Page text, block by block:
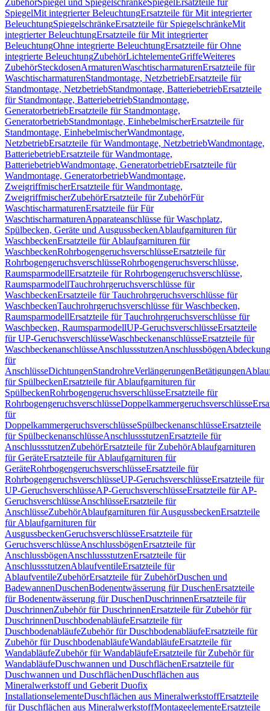
ZubehörSpiegel und SpiegelschränkeSpiegel Ersatzteile für
SpiegelMit integrierter BeleuchtungErsatzteile für Mit integrierter
BeleuchtungSpiegelschränkeErsatzteile für SpiegelschränkeMit
integrierter BeleuchtungErsatzteile für Mit integrierter
BeleuchtungOhne integrierte BeleuchtungErsatzteile für Ohne
integrierte BeleuchtungZubehörLichtelementeGriffeWeiteres
ZubehörSteckdosenArmaturenWaschtischarmaturenErsatzteile für
WaschtischarmaturenStandmontage, NetzbetriebErsatzteile für
Standmontage, NetzbetriebStandmontage, BatteriebetriebErsatzteile
für Standmontage, BatteriebetriebStandmontage,
GeneratorbetriebErsatzteile für Standmontage,
GeneratorbetriebStandmontage, EinhebelmischerErsatzteile für
Standmontage, EinhebelmischerWandmontage,
NetzbetriebErsatzteile für Wandmontage, NetzbetriebWandmontage,
BatteriebetriebErsatzteile für Wandmontage,
BatteriebetriebWandmontage, GeneratorbetriebErsatzteile für
Wandmontage, GeneratorbetriebWandmontage,
ZweigriffmischerErsatzteile für Wandmontage,
ZweigriffmischerZubehörErsatzteile für ZubehörFür
WaschtischarmaturenErsatzteile für Für
WaschtischarmaturenApparateanschlüsse für Waschplatz,
Spülbecken, Geräte und AusgussbeckenAblaufgarnituren für
WaschbeckenErsatzteile für Ablaufgarnituren für
WaschbeckenRohrbogengeruchsverschlüsseErsatzteile für
RohrbogengeruchsverschlüsseRohrbogengeruchsverschlüsse,
RaumsparmodellErsatzteile für Rohrbogengeruchsverschlüsse,
RaumsparmodellTauchrohrgeruchsverschlüsse für
WaschbeckenErsatzteile für Tauchrohrgeruchsverschlüsse für
WaschbeckenTauchrohrgeruchsverschlüsse für Waschbecken,
RaumsparmodellErsatzteile für Tauchrohrgeruchsverschlüsse für
Waschbecken, RaumsparmodellUP-GeruchsverschlüsseErsatzteile
für UP-GeruchsverschlüsseWaschbeckenanschlüsseErsatzteile für
WaschbeckenanschlüsseAnschlussstutzenAnschlussbögen
für
AnschlüsseDichtungenStandrohreVerlängerungenBetätigungen
für SpülbeckenErsatzteile für Ablaufgarnituren für
SpülbeckenRohrbogengeruchsverschlüsseErsatzteile für
RohrbogengeruchsverschlüsseDoppelkammergeruchsverschlüsse
für
DoppelkammergeruchsverschlüsseSpülbeckenanschlüsseErsatzteile
für SpülbeckenanschlüsseAnschlussstutzenErsatzteile für
AnschlussstutzenZubehörErsatzteile für ZubehörAblaufgarnituren
für GeräteErsatzteile für Ablaufgarnituren für
GeräteRohrbogengeruchsverschlüsseErsatzteile für
RohrbogengeruchsverschlüsseUP-GeruchsverschlüsseErsatzteile für
UP-GeruchsverschlüsseAP-GeruchsverschlüsseErsatzteile für AP-
GeruchsverschlüsseAnschlüsseErsatzteile für
AnschlüsseZubehörAblaufgarnituren für AusgussbeckenErsatzteile
für Ablaufgarnituren für
AusgussbeckenGeruchsverschlüsseErsatzteile für
GeruchsverschlüsseAnschlussbögenErsatzteile für
AnschlussbögenAnschlussstutzenErsatzteile für
AnschlussstutzenAblaufventileErsatzteile für
AblaufventileZubehörErsatzteile für ZubehörDuschen und
BadewannenDuschenBodenentwässerung für DuschenErsatzteile
für Bodenentwässerung für DuschenDuschrinnenErsatzteile für
DuschrinnenZubehör für DuschrinnenErsatzteile für Zubehör für
DuschrinnenDuschbodenabläufeErsatzteile für
DuschbodenabläufeZubehör für DuschbodenabläufeErsatzteile für
Zubehör für DuschbodenabläufeWandabläufeErsatzteile für
WandabläufeZubehör für WandabläufeErsatzteile für Zubehör für
WandabläufeDuschwannen und DuschflächenErsatzteile für
Duschwannen und DuschflächenDuschflächen aus
Mineralwerkstoff und Geberit Duofix
InstallationselementeDuschflächen aus MineralwerkstoffErsatzteile
für Duschflächen aus MineralwerkstoffMontageelementeErsatzteile